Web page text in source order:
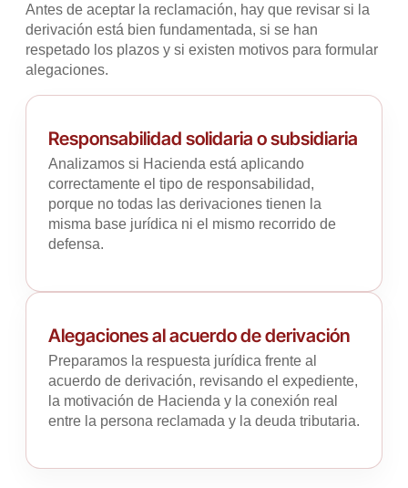
Antes de aceptar la reclamación, hay que revisar si la
derivación está bien fundamentada, si se han
respetado los plazos y si existen motivos para formular
alegaciones.
Responsabilidad solidaria o subsidiaria
Analizamos si Hacienda está aplicando
correctamente el tipo de responsabilidad,
porque no todas las derivaciones tienen la
misma base jurídica ni el mismo recorrido de
defensa.
Alegaciones al acuerdo de derivación
Preparamos la respuesta jurídica frente al
acuerdo de derivación, revisando el expediente,
la motivación de Hacienda y la conexión real
entre la persona reclamada y la deuda tributaria.